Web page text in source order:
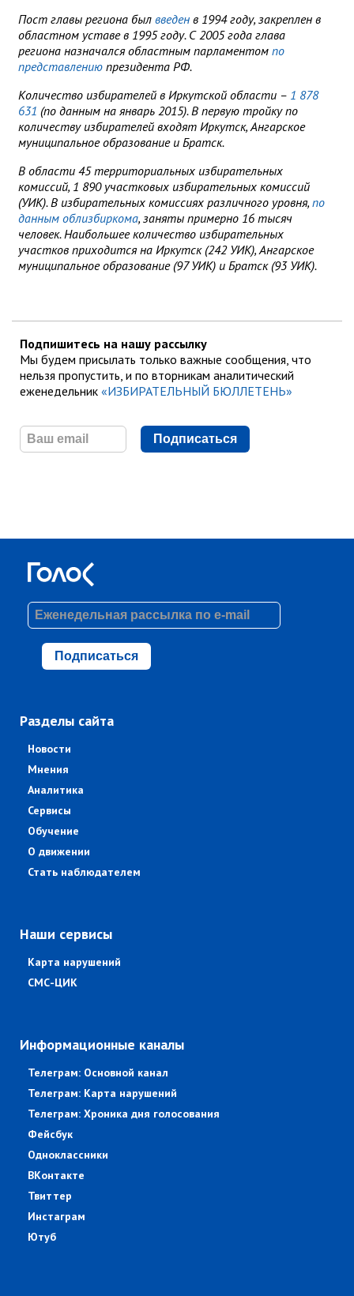
Пост главы региона был введен в 1994 году, закреплен в
областном уставе в 1995 году. С 2005 года глава
региона назначался областным парламентом по
представлению президента РФ.
Количество избирателей в Иркутской области – 1 878
631 (по данным на январь 2015). В первую тройку по
количеству избирателей входят Иркутск, Ангарское
муниципальное образование и Братск.
В области 45 территориальных избирательных
комиссий, 1 890 участковых избирательных комиссий
(УИК). В избирательных комиссиях различного уровня, по
данным облизбиркома, заняты примерно 16 тысяч
человек. Наибольшее количество избирательных
участков приходится на Иркутск (242 УИК), Ангарское
муниципальное образование (97 УИК) и Братск (93 УИК).
Подпишитесь на нашу рассылку
Мы будем присылать только важные сообщения, что
нельзя пропустить, и по вторникам аналитический
еженедельник «ИЗБИРАТЕЛЬНЫЙ БЮЛЛЕТЕНЬ»
Подписаться
Подписаться
Разделы сайта
Новости
Мнения
Аналитика
Сервисы
Обучение
О движении
Стать наблюдателем
Наши сервисы
Карта нарушений
СМС-ЦИК
Информационные каналы
Телеграм: Основной канал
Телеграм: Карта нарушений
Телеграм: Хроника дня голосования
Фейсбук
Одноклассники
ВКонтакте
Твиттер
Инстаграм
Ютуб